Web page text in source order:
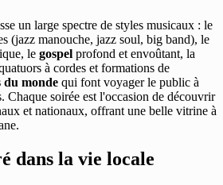
un large spectre de styles musicaux : le
(jazz manouche, jazz soul, big band), le
le gospel profond et envoûtant, la
à cordes et formations de
du monde qui font voyager le public à
Chaque soirée est l'occasion de découvrir
et nationaux, offrant une belle vitrine à
dans la vie locale